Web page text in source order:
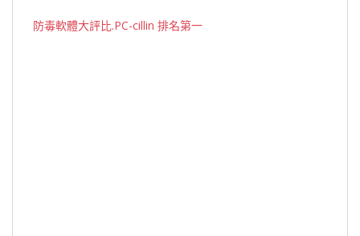
防毒軟體大評比.PC-cillin 排名第一